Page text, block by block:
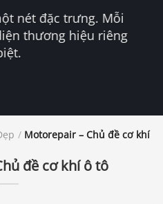
nét đặc trưng. Mỗi
thương hiệu riêng
/ Motorepair – Chủ đề cơ khí ô
đề cơ khí ô tô